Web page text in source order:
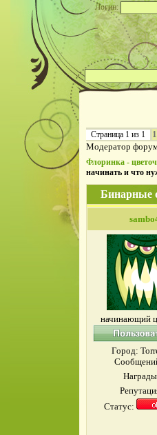
Логин:
Страница 1 из 1
1
Модератор
Флоринка -
начинать и что
Бинарные
начинающий
Город:
Статус: